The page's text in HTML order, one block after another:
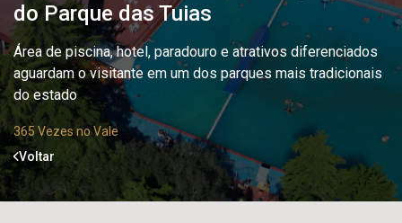
do Parque das Tuias
Área de piscina, hotel, paradouro e atrativos diferenciados
aguardam o visitante em um dos parques mais tradicionais
do estado
365 Vezes no Vale
Voltar